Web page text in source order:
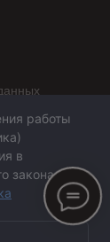
ГК РФ
работы
в
закона №